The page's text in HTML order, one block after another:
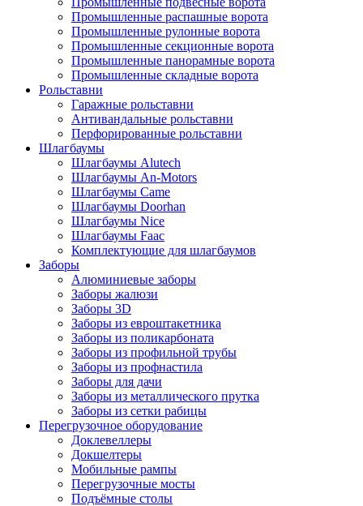
Промышленные распашные ворота
Промышленные рулонные ворота
Промышленные секционные ворота
Промышленные панорамные ворота
Промышленные складные ворота
Рольставни
Гаражные рольставни
Антивандальные рольставни
Перфорированные рольставни
Шлагбаумы
Шлагбаумы Alutech
Шлагбаумы An-Motors
Шлагбаумы Came
Шлагбаумы Doorhan
Шлагбаумы Nice
Шлагбаумы Faac
Комплектующие для шлагбаумов
Заборы
Алюминиевые заборы
Заборы жалюзи
Заборы 3D
Заборы из евроштакетника
Заборы из поликарбоната
Заборы из профильной трубы
Заборы из профнастила
Заборы для дачи
Заборы из металлического прутка
Заборы из сетки рабицы
Перегрузочное оборудование
Доклевеллеры
Докшелтеры
Мобильные рампы
Перегрузочные мосты
Подъёмные столы